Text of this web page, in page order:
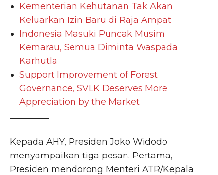
Kementerian Kehutanan Tak Akan
Keluarkan Izin Baru di Raja Ampat
Indonesia Masuki Puncak Musim
Kemarau, Semua Diminta Waspada
Karhutla
Support Improvement of Forest
Governance, SVLK Deserves More
Appreciation by the Market
Kepada AHY, Presiden Joko Widodo
menyampaikan tiga pesan. Pertama,
Presiden mendorong Menteri ATR/Kepala